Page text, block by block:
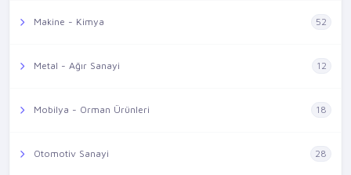
Makine - Kimya 52
Metal - Ağır Sanayi 12
Mobilya - Orman Ürünleri 18
Otomotiv Sanayi 28